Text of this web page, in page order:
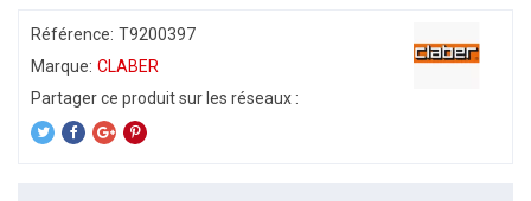
Référence: T9200397
Marque: CLABER